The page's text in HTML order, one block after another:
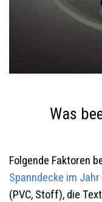
Was
Folgende Faktoren
Spanndecke im Jahr
(PVC, Stoff), die